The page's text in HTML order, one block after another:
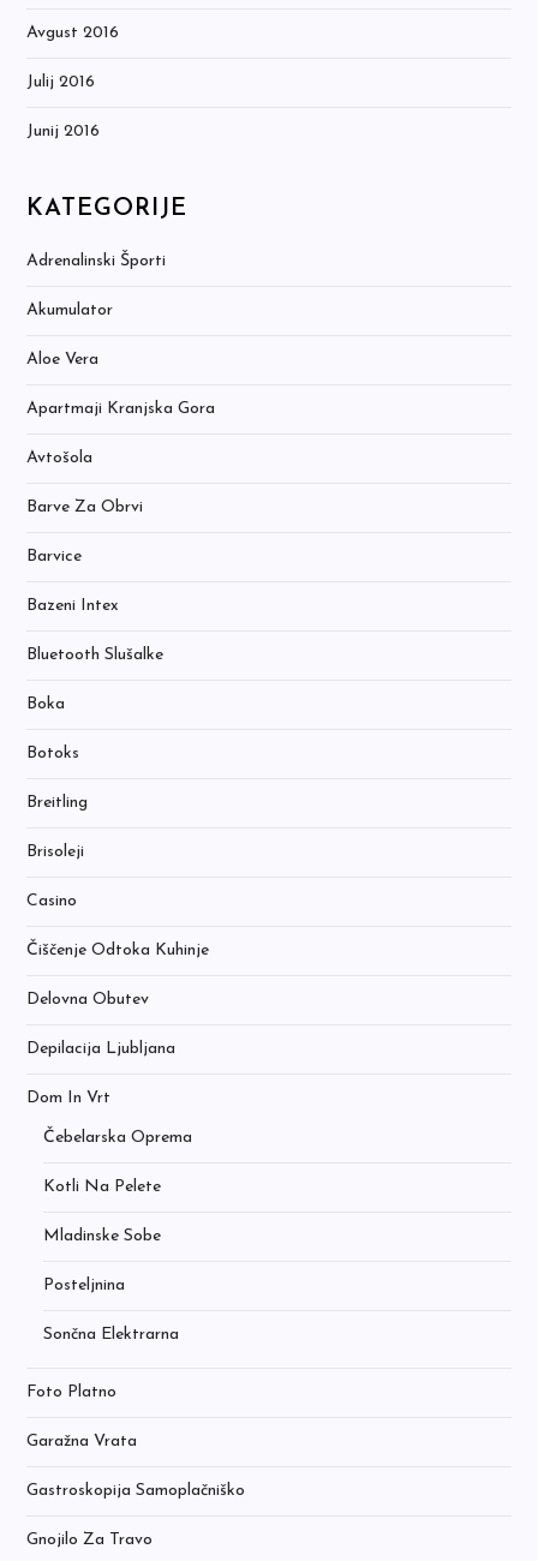
Avgust 2016
Julij 2016
Junij 2016
KATEGORIJE
Adrenalinski Športi
Akumulator
Aloe Vera
Apartmaji Kranjska Gora
Avtošola
Barve Za Obrvi
Barvice
Bazeni Intex
Bluetooth Slušalke
Boka
Botoks
Breitling
Brisoleji
Casino
Čiščenje Odtoka Kuhinje
Delovna Obutev
Depilacija Ljubljana
Dom In Vrt
Čebelarska Oprema
Kotli Na Pelete
Mladinske Sobe
Posteljnina
Sončna Elektrarna
Foto Platno
Garažna Vrata
Gastroskopija Samoplačniško
Gnojilo Za Travo